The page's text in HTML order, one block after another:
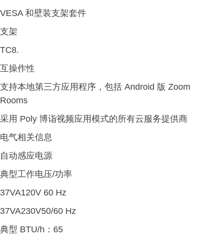
VESA 和壁装支架套件
支架
TC8.
互操作性
支持本地第三方应用程序，包括 Android 版 Zoom
Rooms
采用 Poly 博诣视频应用模式的所有云服务提供商
电气相关信息
自动感应电源
典型工作电压/功率
37VA120V 60 Hz
37VA230V50/60 Hz
典型 BTU/h：65